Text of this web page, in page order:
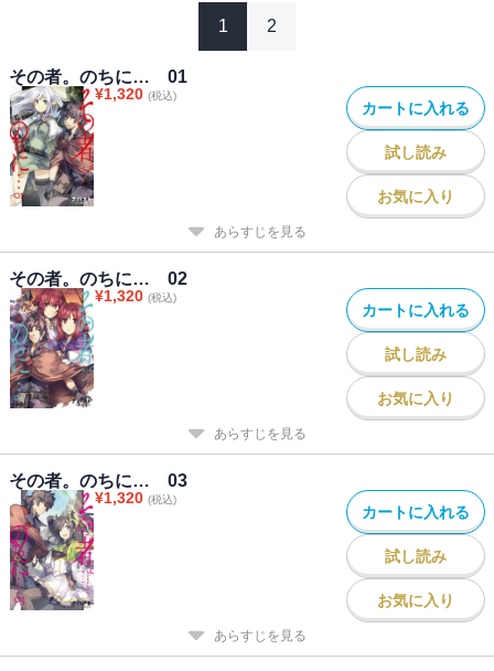
1 2
その者。のちに… 01
¥1,320 (税込)
カートに入れる
試し読み
お気に入り
あらすじを見る
その者。のちに… 02
¥1,320 (税込)
カートに入れる
試し読み
お気に入り
あらすじを見る
その者。のちに… 03
¥1,320 (税込)
カートに入れる
試し読み
お気に入り
あらすじを見る